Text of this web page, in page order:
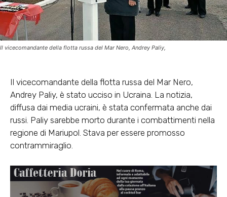
Il vicecomandante della flotta russa del Mar Nero, Andrey Paliy,
Il vicecomandante della flotta russa del Mar Nero,
Andrey Paliy, è stato ucciso in Ucraina. La notizia,
diffusa dai media ucraini, è stata confermata anche dai
russi. Paliy sarebbe morto durante i combattimenti nella
regione di Mariupol. Stava per essere promosso
contrammiraglio.